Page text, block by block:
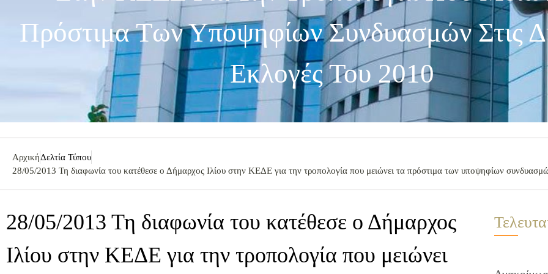
Πρόστιμα Των Υποψηφίων Συνδυασμών Στις
Εκλογές Του 2010
ΑρχικήΔελτία Τύπου
28/05/2013 Τη διαφωνία του κατέθεσε ο Δήμαρχος Ιλίου στην ΚΕΔΕ για την τροπολογία που μειώνει τα πρόστιμα των υποψηφίων
28/05/2013 Τη διαφωνία του κατέθεσε ο Δήμαρχος
Ιλίου στην ΚΕΔΕ για την τροπολογία που μειώνει